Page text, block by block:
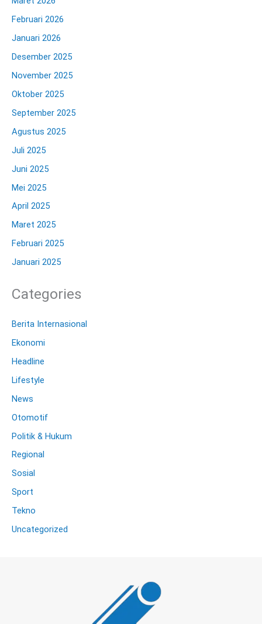
Februari 2026
Januari 2026
Desember 2025
November 2025
Oktober 2025
September 2025
Agustus 2025
Juli 2025
Juni 2025
Mei 2025
April 2025
Maret 2025
Februari 2025
Januari 2025
Categories
Berita Internasional
Ekonomi
Headline
Lifestyle
News
Otomotif
Politik & Hukum
Regional
Sosial
Sport
Tekno
Uncategorized